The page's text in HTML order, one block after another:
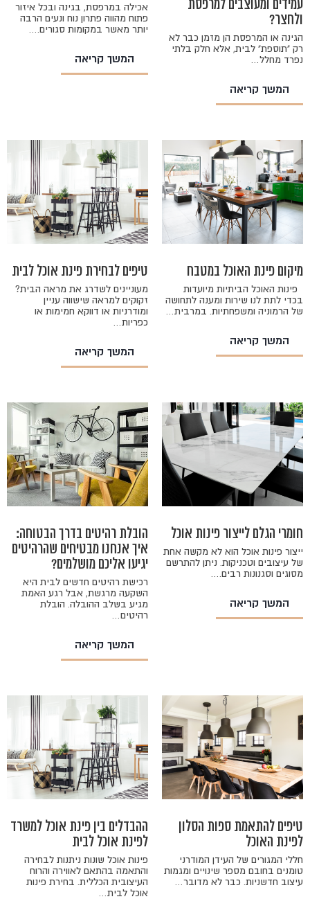
עמידים ומעוצבים למרפסת
ולחצר?
הגינה או המרפסת הן מזמן כבר לא
רק "תוספת" לבית, אלא חלק בלתי
נפרד מחלל…
המשך קריאה
אכילה במרפסת, בגינה ובכל איזור
פתוח מהווה פתרון נוח ונעים הרבה
יותר מאשר במקומות סגורים.…
המשך קריאה
מיקום פינת האוכל במטבח
פינות האוכל הביתיות מיועדות
בכדי לתת לנו שירות ומענה לתחושה
של הרמוניה ומשפחתיות. במרבית…
המשך קריאה
טיפים לבחירת פינת אוכל לבית
מעוניינים לשדרג את מראה הבית?
זקוקים למראה שישווה עניין
ומודרניות או דווקא חמימות או
כפריות…
המשך קריאה
חומרי הגלם לייצור פינות אוכל
ייצור פינות אוכל הוא לא מקשה אחת
של עיצובים וטכניקות. ניתן להתרשם
מסוגים וסגנונות רבים.…
המשך קריאה
הובלת רהיטים בדרך הבטוחה:
איך אנחנו מבטיחים שהרהיטים
יגיעו אליכם מושלמים?
רכישת רהיטים חדשים לבית היא
השקעה מרגשת, אבל רגע האמת
מגיע בשלב ההובלה. הובלת
רהיטים…
המשך קריאה
טיפים להתאמת ספות הסלון
לפינת האוכל
חללי המגורים של העידן המודרני
טומנים בחובם מספר שינויים ומגמות
עיצוב חדשניות. כבר לא מדובר…
ההבדלים בין פינת אוכל למשרד
לפינת אוכל לבית
פינות אוכל שונות ניתנות לבחירה
והתאמה בהתאם לאווירה והרוח
העיצובית הכללית. בחירת פינות
אוכל לבית…